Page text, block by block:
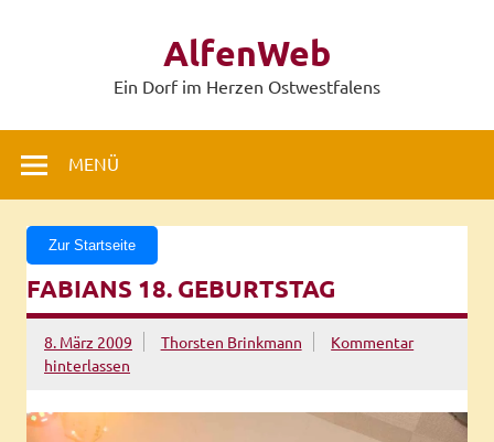
AlfenWeb
Ein Dorf im Herzen Ostwestfalens
MENÜ
Zur Startseite
FABIANS 18. GEBURTSTAG
8. März 2009 Thorsten Brinkmann
Kommentar
hinterlassen